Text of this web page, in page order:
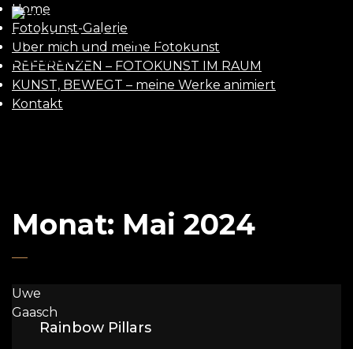
Home
Fotokunst-Galerie
Über mich und meine Fotokunst
REFERENZEN – FOTOKUNST IM RAUM
KUNST, BEWEGT – meine Werke animiert
Kontakt
Monat: Mai 2024
Uwe
Gaasch
Rainbow Pillars